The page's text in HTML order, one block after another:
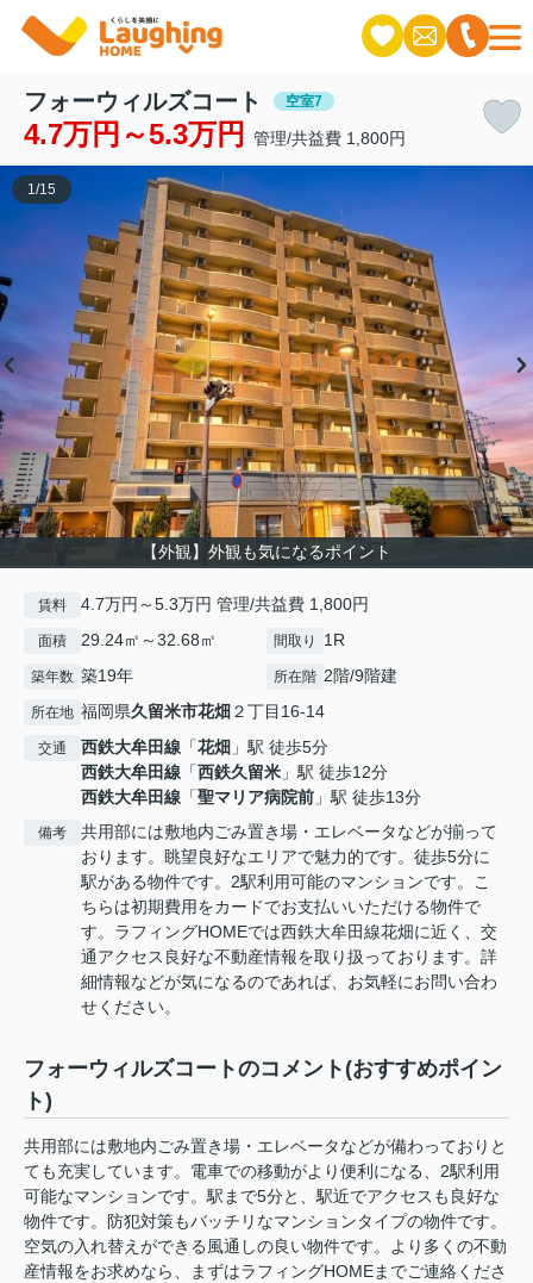
フォーウィルズコート 空室7
4.7万円～5.3万円 管理/共益費 1,800円
【外観】外観も気になるポイント
1 /15
賃料 4.7万円～5.3万円 管理/共益費 1,800円
面積 29.24㎡～32.68㎡ 間取り 1R
築年数 築19年 所在階 2階/9階建
所在地 福岡県久留米市花畑 ２丁目16-14
交通 西鉄大牟田線 「花畑 」駅 徒歩5分
西鉄大牟田線 「西鉄久留米 」駅 徒歩12分
西鉄大牟田線 「聖マリア病院前 」駅 徒歩13分
備考
共用部には敷地内ごみ置き場・エレベータなどが揃って
おります。眺望良好なエリアで魅力的です。徒歩5分に
駅がある物件です。2駅利用可能のマンションです。こ
ちらは初期費用をカードでお支払いいただける物件で
す。ラフィングHOMEでは西鉄大牟田線花畑に近く、交
通アクセス良好な不動産情報を取り扱っております。詳
細情報などが気になるのであれば、お気軽にお問い合わ
せください。
フォーウィルズコートのコメント(おすすめポイン
ト)
共用部には敷地内ごみ置き場・エレベータなどが備わっておりと
ても充実しています。電車での移動がより便利になる、2駅利用
可能なマンションです。駅まで5分と、駅近でアクセスも良好な
物件です。防犯対策もバッチリなマンションタイプの物件です。
空気の入れ替えができる風通しの良い物件です。より多くの不動
産情報をお求めなら、まずはラフィングHOMEまでご連絡くださ